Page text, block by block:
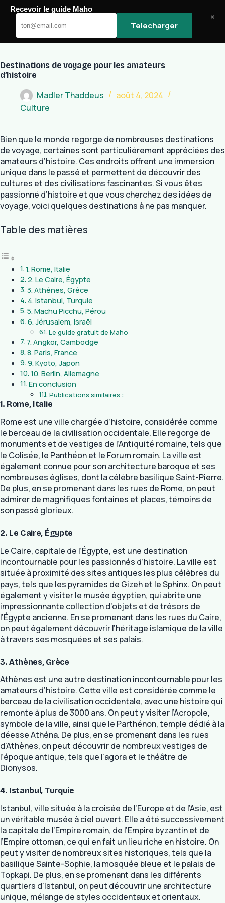
Passer
contenu
Maho
Destinations de voyage pour les amateurs
d’histoire
Madler Thaddeus
août 4, 2024
Culture
Bien que le monde regorge de nombreuses destinations
de voyage, certaines sont particulièrement appréciées des
amateurs d’histoire. Ces endroits offrent une immersion
unique dans le passé et permettent de découvrir des
cultures et des civilisations fascinantes. Si vous êtes
passionné d’histoire et que vous cherchez des idées de
voyage, voici quelques destinations à ne pas manquer.
Table des matières
1. Rome, Italie
2. Le Caire, Égypte
3. Athènes, Grèce
4. Istanbul, Turquie
5. Machu Picchu, Pérou
6. Jérusalem, Israël
Le guide gratuit de Maho
7. Angkor, Cambodge
8. Paris, France
9. Kyoto, Japon
10. Berlin, Allemagne
En conclusion
Publications similaires :
1. Rome, Italie
Rome est une ville chargée d’histoire, considérée comme
le berceau de la civilisation occidentale. Elle regorge de
monuments et de vestiges de l’Antiquité romaine, tels que
le Colisée, le Panthéon et le Forum romain. La ville est
également connue pour son architecture baroque et ses
nombreuses églises, dont la célèbre basilique Saint-Pierre.
De plus, en se promenant dans les rues de Rome, on peut
admirer de magnifiques fontaines et places, témoins de
son passé glorieux.
2. Le Caire, Égypte
Le Caire, capitale de l’Égypte, est une destination
incontournable pour les passionnés d’histoire. La ville est
située à proximité des sites antiques les plus célèbres du
pays, tels que les pyramides de Gizeh et le Sphinx. On peut
également y visiter le musée égyptien, qui abrite une
impressionnante collection d’objets et de trésors de
l’Égypte ancienne. En se promenant dans les rues du Caire,
on peut également découvrir l’héritage islamique de la ville
à travers ses mosquées et ses palais.
3. Athènes, Grèce
Athènes est une autre destination incontournable pour les
amateurs d’histoire. Cette ville est considérée comme le
berceau de la civilisation occidentale, avec une histoire qui
remonte à plus de 3000 ans. On peut y visiter l’Acropole,
symbole de la ville, ainsi que le Parthénon, temple dédié à la
déesse Athéna. De plus, en se promenant dans les rues
d’Athènes, on peut découvrir de nombreux vestiges de
l’époque antique, tels que l’agora et le théâtre de
Dionysos.
4. Istanbul, Turquie
Istanbul, ville située à la croisée de l’Europe et de l’Asie, est
un véritable musée à ciel ouvert. Elle a été successivement
la capitale de l’Empire romain, de l’Empire byzantin et de
l’Empire ottoman, ce qui en fait un lieu riche en histoire. On
peut y visiter de nombreux sites historiques, tels que la
basilique Sainte-Sophie, la mosquée bleue et le palais de
Topkapi. De plus, en se promenant dans les différents
quartiers d’Istanbul, on peut découvrir une architecture
unique, mélange de styles occidentaux et orientaux.
Recevoir le guide Maho
Telecharger
×